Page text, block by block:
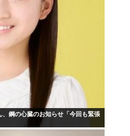
鋼の心臓のお知らせ「今回も緊張